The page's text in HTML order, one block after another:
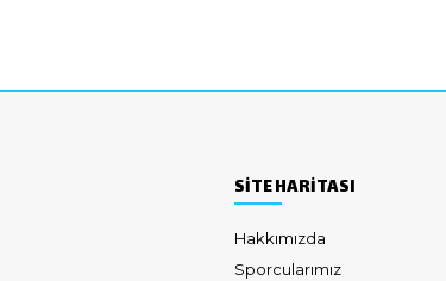
SİTE HARİTASI
Hakkımızda
Sporcularımız